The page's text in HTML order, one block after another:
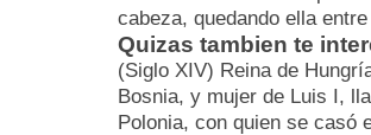
cabeza, quedando ella
Quizas tambien te
(Siglo XIV) Reina de
Bosnia, y mujer de Luis I,
Polonia, con quien se casó